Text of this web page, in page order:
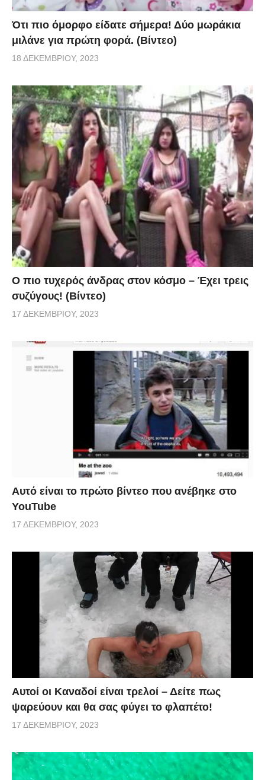
Ότι πιο όμορφο είδατε σήμερα! Δύο μωράκια
μιλάνε για πρώτη φορά. (Βίντεο)
18 ΔΕΚΕΜΒΡΊΟΥ, 2023
Ο πιο τυχερός άνδρας στον κόσμο – Έχει τρεις
συζύγους! (Βίντεο)
17 ΔΕΚΕΜΒΡΊΟΥ, 2023
Αυτό είναι το πρώτο βίντεο που ανέβηκε στο
YouTube
17 ΔΕΚΕΜΒΡΊΟΥ, 2023
Αυτοί οι Καναδοί είναι τρελοί – Δείτε πως
ψαρεύουν και θα σας φύγει το φλαπέτο!
17 ΔΕΚΕΜΒΡΊΟΥ, 2023